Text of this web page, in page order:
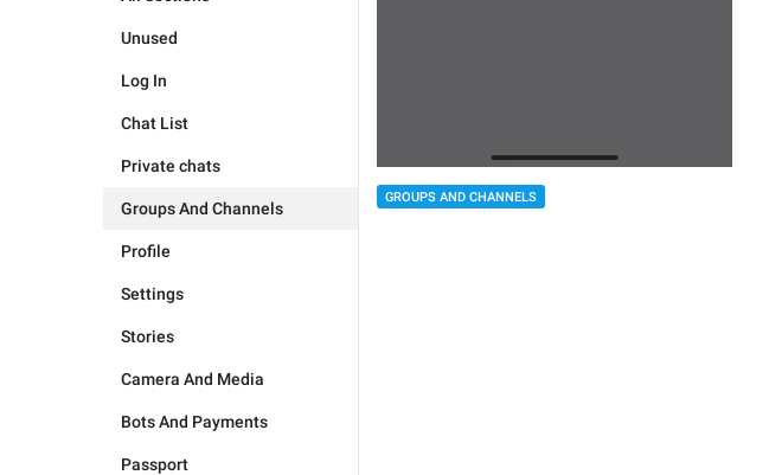
Unused
Log In
Chat List
Private chats
Groups And Channels
Profile
Settings
Stories
Camera And Media
Bots And Payments
Passport
GROUPS AND CHANNELS